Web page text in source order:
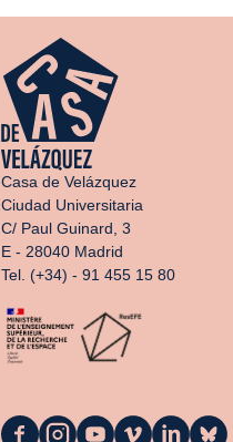
Casa de Velázquez
Ciudad Universitaria
C/ Paul Guinard, 3
E - 28040 Madrid
Tel. (+34) - 91 455 15 80